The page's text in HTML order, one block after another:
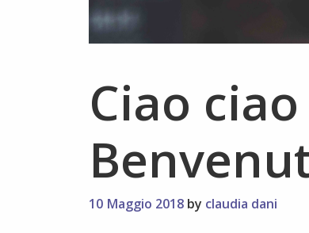
Ciao
10 Maggio 2018 by claudia dani